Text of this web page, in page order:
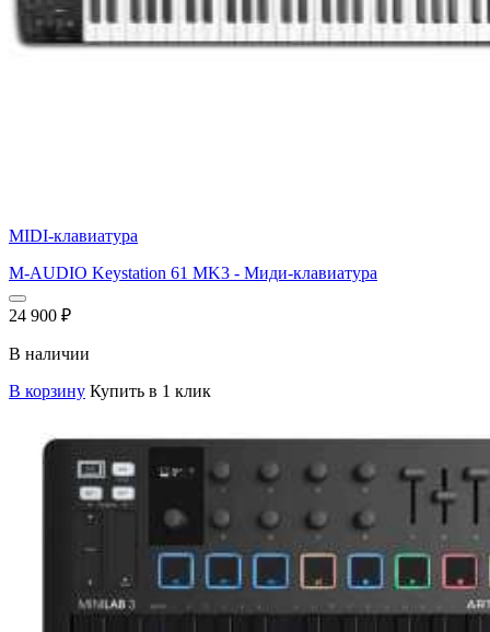
MIDI-клавиатура
M-AUDIO Keystation 61 MK3 - Миди-клавиатура
24 900 ₽
В наличии
В корзину Купить в 1 клик